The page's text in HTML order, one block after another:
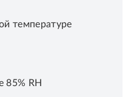
температуре
85% RH